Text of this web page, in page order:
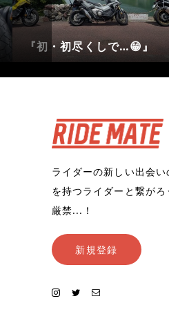
2026/6/13 姫路
峰高原
ライダーの新しい出会い
を持つライダーと繋が
厳禁...！
新規登録